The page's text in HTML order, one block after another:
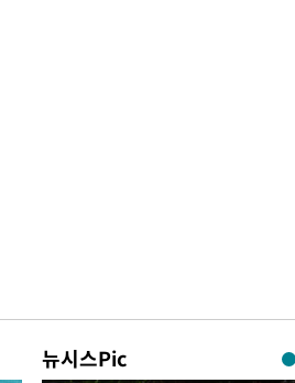
뉴시스Pic